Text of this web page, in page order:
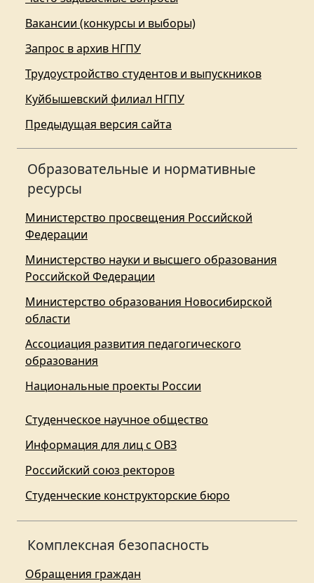
Вакансии (конкурсы и выборы)
Запрос в архив НГПУ
Трудоустройство студентов и выпускников
Куйбышевский филиал НГПУ
Предыдущая версия сайта
Образовательные и нормативные
ресурсы
Министерство просвещения Российской
Федерации
Министерство науки и высшего образования
Российской Федерации
Министерство образования Новосибирской
области
Ассоциация развития педагогического
образования
Национальные проекты России
Студенческое научное общество
Информация для лиц с ОВЗ
Российский союз ректоров
Студенческие конструкторские бюро
Комплексная безопасность
Обращения граждан